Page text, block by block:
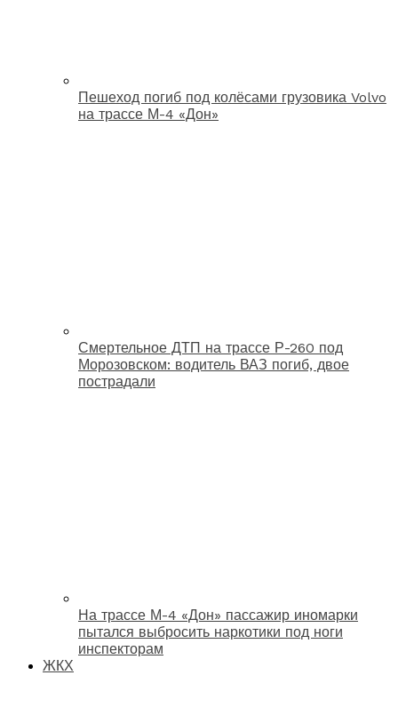
Пешеход погиб под колёсами грузовика Volvo
на трассе М-4 «Дон»
Смертельное ДТП на трассе Р-260 под
Морозовском: водитель ВАЗ погиб, двое
пострадали
На трассе М-4 «Дон» пассажир иномарки
пытался выбросить наркотики под ноги
инспекторам
ЖКХ